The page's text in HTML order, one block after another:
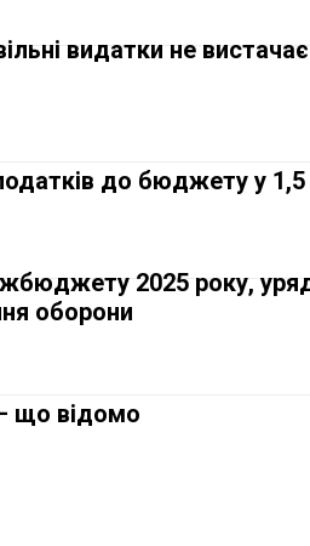
видатки не
до бюджету у 1,5
2025 року,
оборони
що відомо